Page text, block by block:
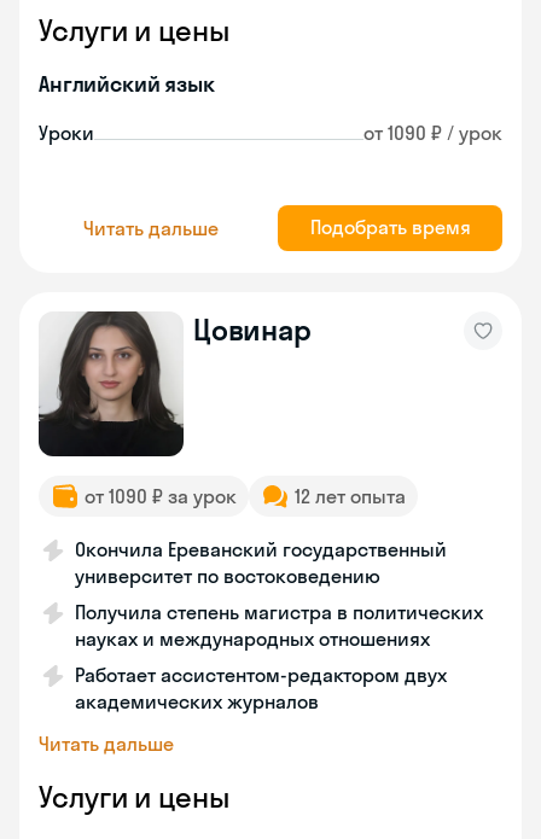
Услуги и цены
Английский язык
Уроки от 1090 ₽ / урок
Читать дальше Подобрать время
Цовинар
от 1090 ₽ за урок 12 лет опыта
Окончила Ереванский государственный
университет по востоковедению
Получила степень магистра в политических
науках и международных отношениях
Работает ассистентом-редактором двух
академических журналов
Читать дальше
Услуги и цены